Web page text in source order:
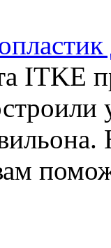
ITKE